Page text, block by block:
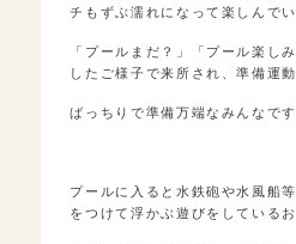
チもずぶ濡れになって楽しんでい
「プールまだ？」「プール楽し
したご様子で来所され、準備運
ばっちりで準備万端なみんなです
プールに入ると水鉄砲や水風船
をつけて浮かぶ遊びをしているお